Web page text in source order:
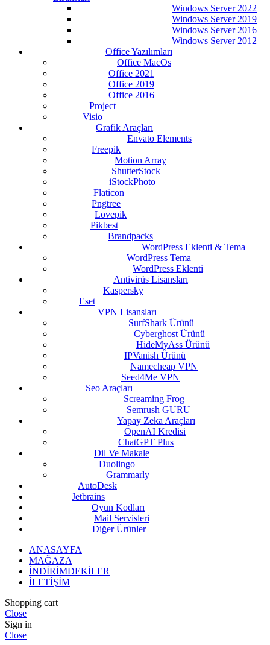
Windows Server 2022
Windows Server 2019
Windows Server 2016
Windows Server 2012
Office Yazılımları
Office MacOs
Office 2021
Office 2019
Office 2016
Project
Visio
Grafik Araçları
Envato Elements
Freepik
Motion Array
ShutterStock
iStockPhoto
Flaticon
Pngtree
Lovepik
Pikbest
Brandpacks
WordPress Eklenti & Tema
WordPress Tema
WordPress Eklenti
Antivirüs Lisansları
Kaspersky
Eset
VPN Lisansları
SurfShark Ürünü
Cyberghost Ürünü
HideMyAss Ürünü
IPVanish Ürünü
Namecheap VPN
Seed4Me VPN
Seo Araçları
Screaming Frog
Semrush GURU
Yapay Zeka Araçları
OpenAI Kredisi
ChatGPT Plus
Dil Ve Makale
Duolingo
Grammarly
AutoDesk
Jetbrains
Oyun Kodları
Mail Servisleri
Diğer Ürünler
ANASAYFA
MAĞAZA
İNDİRİMDEKİLER
İLETİŞİM
Shopping cart
Close
Sign in
Close